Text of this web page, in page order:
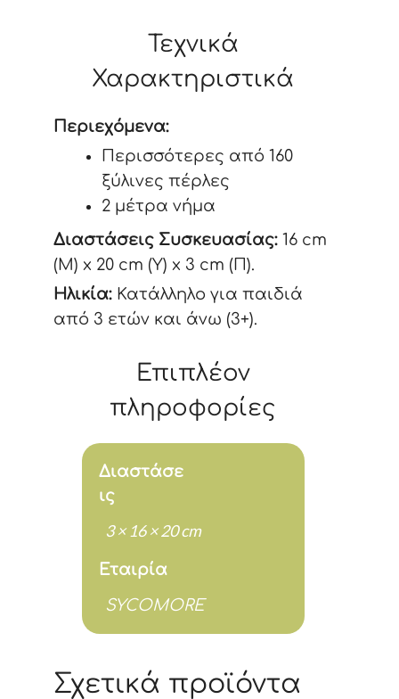
Τεχνικά
Χαρακτηριστικά
Περιεχόμενα:
Περισσότερες από 160
ξύλινες πέρλες
2 μέτρα νήμα
Διαστάσεις Συσκευασίας: 16 cm
(Μ) x 20 cm (Υ) x 3 cm (Π).
Ηλικία: Κατάλληλο για παιδιά
από 3 ετών και άνω (3+).
Επιπλέον
πληροφορίες
Διαστάσε
ις
3 × 16 × 20 cm
Εταιρία
SYCOMORE
Σχετικά προϊόντα